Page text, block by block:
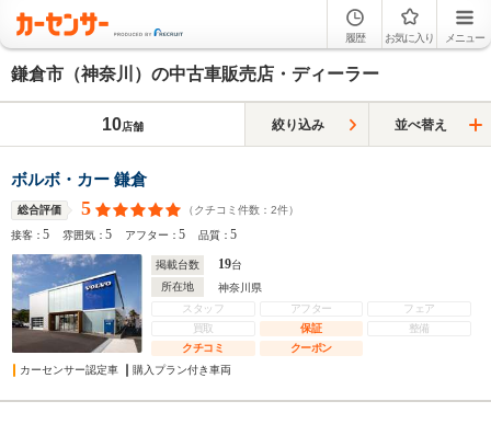
履歴 お気に入り メニュー
鎌倉市（神奈川）の中古車販売店・ディーラー
10店舗 絞り込み 並べ替え
ボルボ・カー 鎌倉
総合評価 5 （クチコミ件数： 2件）
接客：5 雰囲気：5 アフター：5 品質：5
掲載台数 19台
所在地
神奈川県
スタッフ
アフター
フェア
買取
保証
整備
クチコミ
クーポン
カーセンサー認定車
購入プラン付き車両